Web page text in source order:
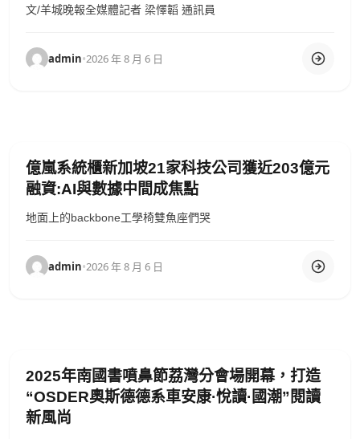
文/羊城晚報全媒體記者 梁懌韜 通訊員
admin•2026 年 8 月 6 日
億嵐系統櫃新加坡21家科技公司獲近203億元
融資:AI與數據中間成焦點
地面上的backbone工學椅雙魚座們哭
admin•2026 年 8 月 6 日
2025年南國書噴鼻節荔灣分會場開幕，打造
“OSDER奧斯德德系車安康·悅讀·國潮”閱讀
新風尚